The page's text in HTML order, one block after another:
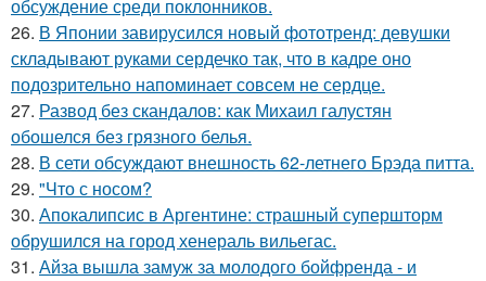
обсуждение среди поклонников.
26. В Японии завирусился новый фототренд: девушки
складывают руками сердечко так, что в кадре оно
подозрительно напоминает совсем не сердце.
27. Развод без скандалов: как Михаил галустян
обошелся без грязного белья.
28. В сети обсуждают внешность 62-летнего Брэда питта.
29. "Что с носом?
30. Апокалипсис в Аргентине: страшный супершторм
обрушился на город хенераль вильегас.
31. Айза вышла замуж за молодого бойфренда - и